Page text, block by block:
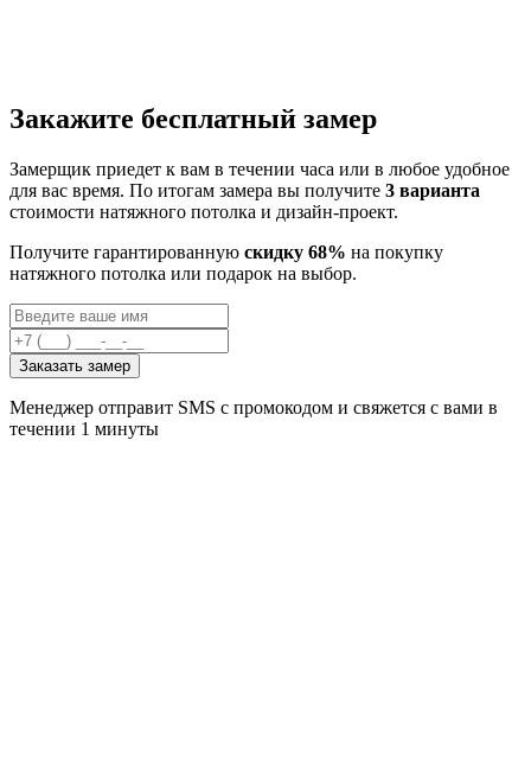
Закажите бесплатный замер
Замерщик приедет к вам в течении часа или в любое удобное
для вас время. По итогам замера вы получите 3 варианта
стоимости натяжного потолка и дизайн-проект.
Получите гарантированную скидку 68% на покупку
натяжного потолка или подарок на выбор.
Заказать замер
Менеджер отправит SMS с промокодом и свяжется с вами в
течении 1 минуты